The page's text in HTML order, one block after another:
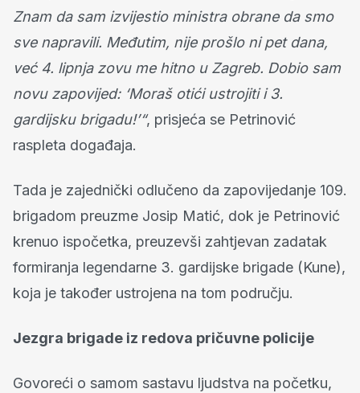
Znam da sam izvijestio ministra obrane da smo
sve napravili. Međutim, nije prošlo ni pet dana,
već 4. lipnja zovu me hitno u Zagreb. Dobio sam
novu zapovijed: ‘Moraš otići ustrojiti i 3.
gardijsku brigadu!’“, prisjeća se Petrinović
raspleta događaja.
Tada je zajednički odlučeno da zapovijedanje 109.
brigadom preuzme Josip Matić, dok je Petrinović
krenuo ispočetka, preuzevši zahtjevan zadatak
formiranja legendarne 3. gardijske brigade (Kune),
koja je također ustrojena na tom području.
Jezgra brigade iz redova pričuvne policije
Govoreći o samom sastavu ljudstva na početku,